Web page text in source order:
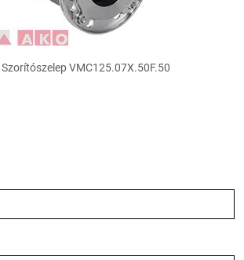
Szorítószelep VMC125.07X.50F.50